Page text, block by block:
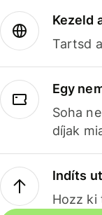
Kezeld
Tartsd
Egy
Soha
díjak
Indíts
Hozz ki